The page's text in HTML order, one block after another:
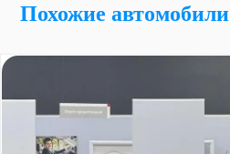
Похожие автомобили